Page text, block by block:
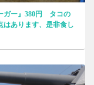
ガー』380円 タコの
はあります、是非食し